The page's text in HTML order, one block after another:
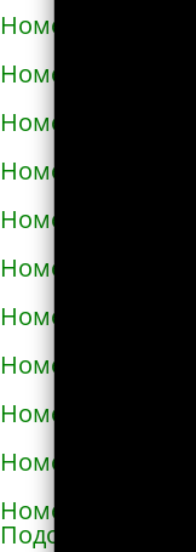
Номера
Номера
Номера
Номера
Номера
Номера
Номера
Номера
Номера
Номера
Номера
Подольском